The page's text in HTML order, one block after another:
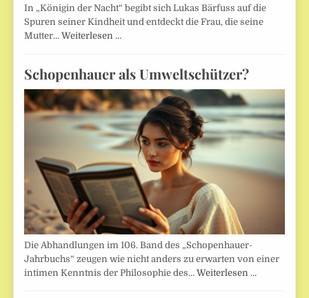
In „Königin der Nacht“ begibt sich Lukas Bärfuss auf die
Spuren seiner Kindheit und entdeckt die Frau, die seine
Mutter…Weiterlesen …
Schopenhauer als Umweltschützer?
Die Abhandlungen im 106. Band des „Schopenhauer-
Jahrbuchs“ zeugen wie nicht anders zu erwarten von einer
intimen Kenntnis der Philosophie des…Weiterlesen …